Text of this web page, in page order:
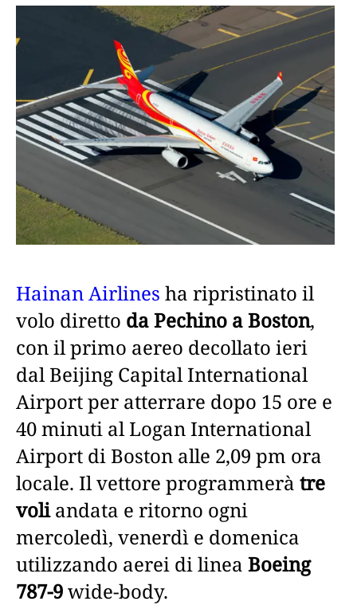
Hainan Airlines ha ripristinato il
volo diretto da Pechino a Boston,
con il primo aereo decollato ieri
dal Beijing Capital International
Airport per atterrare dopo 15 ore e
40 minuti al Logan International
Airport di Boston alle 2,09 pm ora
locale. Il vettore programmerà tre
voliandata e ritorno ogni
mercoledì, venerdì e domenica
utilizzando aerei di linea Boeing
787-9wide-body.